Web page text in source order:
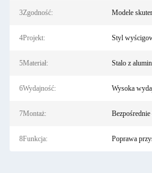
3Zgodność: Modele
4Projekt: Styl
5Materiał: Stalo z
6Wydajność: Wysoka
7Montaż:
8Funkcja: Poprawa